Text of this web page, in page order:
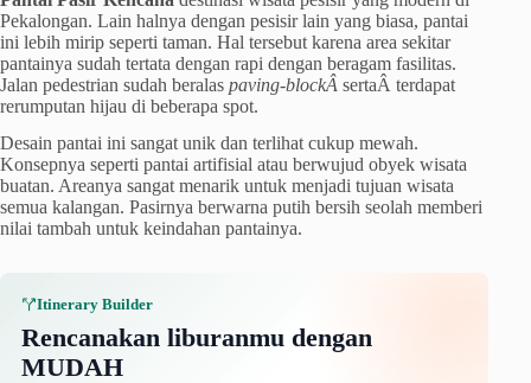
Pekalongan. Lain halnya dengan pesisir lain yang biasa, pantai
ini lebih mirip seperti taman. Hal tersebut karena area sekitar
pantainya sudah tertata dengan rapi dengan beragam fasilitas.
Jalan pedestrian sudah beralas paving-blockÂ sertaÂ terdapat
rerumputan hijau di beberapa spot.
Desain pantai ini sangat unik dan terlihat cukup mewah.
Konsepnya seperti pantai artifisial atau berwujud obyek wisata
buatan. Areanya sangat menarik untuk menjadi tujuan wisata
semua kalangan. Pasirnya berwarna putih bersih seolah memberi
nilai tambah untuk keindahan pantainya.
Itinerary Builder
Rencanakan liburanmu dengan
MUDAH